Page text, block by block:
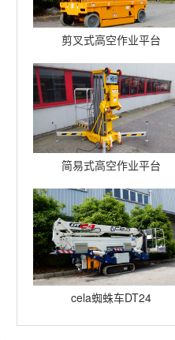
剪叉式高空作业平台
Compact12
简易式高空作业平台
Quickup7
cela蜘蛛车DT24